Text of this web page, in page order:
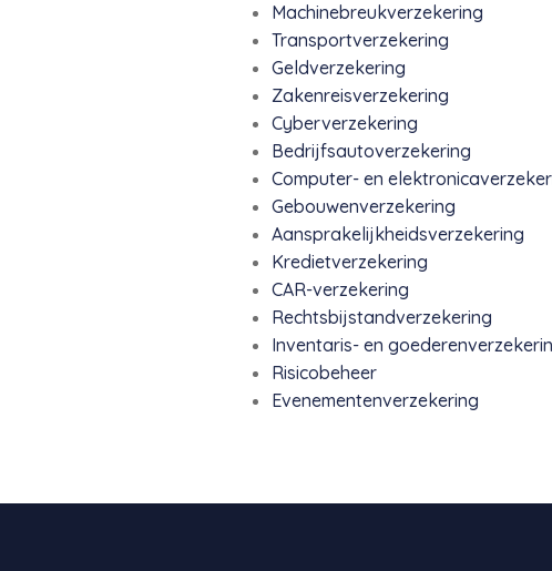
Machinebreukverzekering
Transportverzekering
Geldverzekering
Zakenreisverzekering
Cyberverzekering
Bedrijfsautoverzekering
Computer- en
Gebouwenverzekering
Aansprakelijkheidsverzekering
Kredietverzekering
CAR-verzekering
Rechtsbijstandverzekering
Inventaris- en
Risicobeheer
Evenementenverzekering